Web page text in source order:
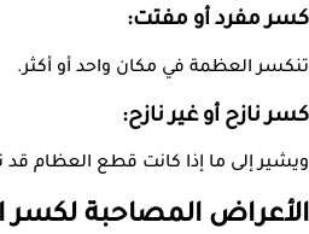
كسر مفرد أو مفتت:
تنكسر العظمة في مكان واحد أو أكثر.
كسر نازح أو غير نازح:
ويشير إلى ما إذا كانت قطع العظام
الأعراض المصاحبة لكسر